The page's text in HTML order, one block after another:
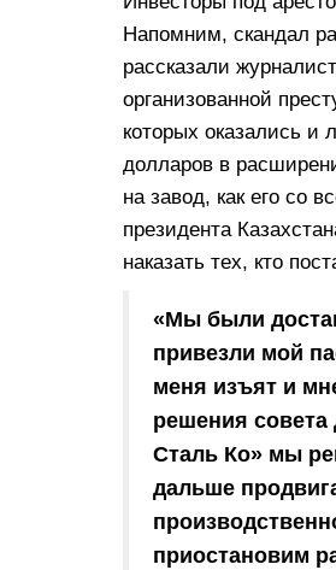
Напомним, скандал
рассказали
организованной
которых оказались
долларов в
на завод, как его со
президента
наказать тех, кто
«Мы были
привезли мой
меня изъят и
решения совета
Сталь Ко» мы
дальше
приостановим